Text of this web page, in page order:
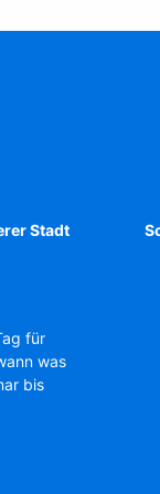
Stadt
für
was
bis